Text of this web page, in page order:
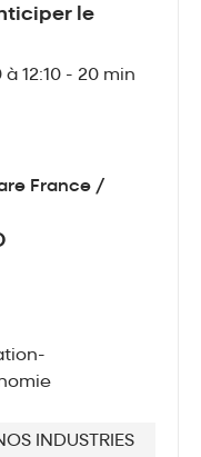
le
12:10 - 20 min
France /
INDUSTRIES